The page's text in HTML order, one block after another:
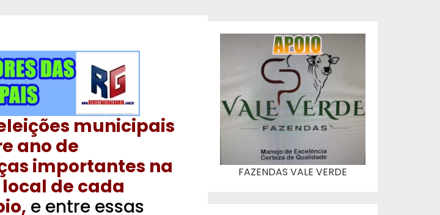
municipais
ano de
importantes na
de cada
e entre essas
FAZENDAS VALE VERDE